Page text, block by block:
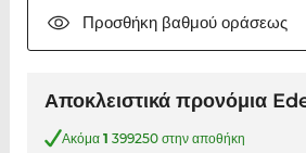
Προσθήκη βαθμούοράσεως
Αποκλειστικά προνόμια
Ακόμα 1 399250 στην αποθήκη